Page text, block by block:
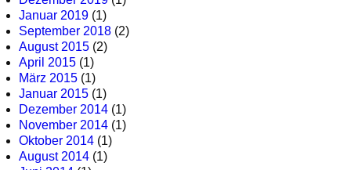
Januar 2019 (1)
September 2018 (2)
August 2015 (2)
April 2015 (1)
März 2015 (1)
Januar 2015 (1)
Dezember 2014 (1)
November 2014 (1)
Oktober 2014 (1)
August 2014 (1)